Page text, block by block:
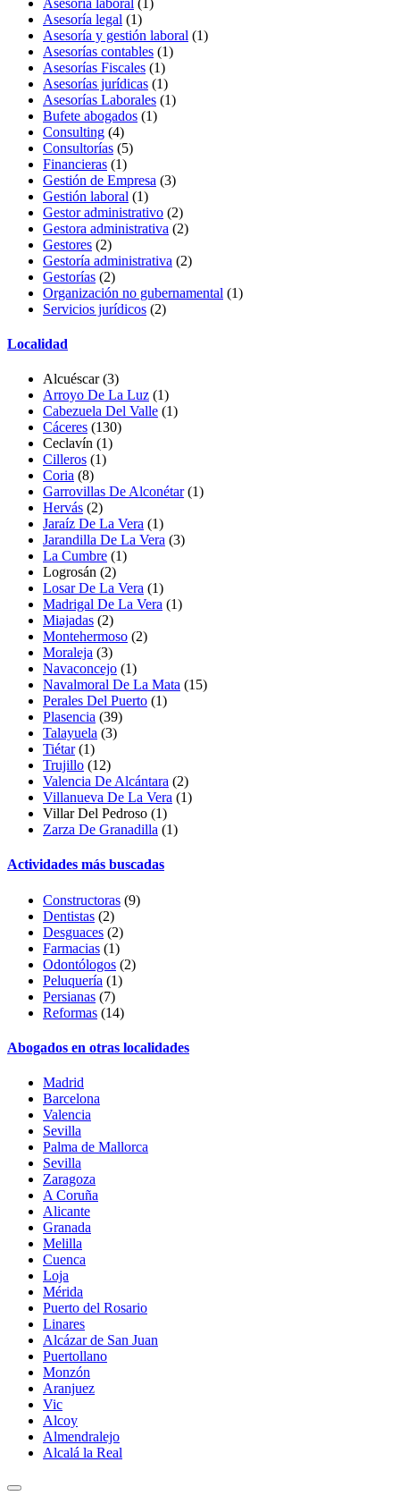
Asesoría legal (1)
Asesoría y gestión laboral (1)
Asesorías contables (1)
Asesorías Fiscales (1)
Asesorías jurídicas (1)
Asesorías Laborales (1)
Bufete abogados (1)
Consulting (4)
Consultorías (5)
Financieras (1)
Gestión de Empresa (3)
Gestión laboral (1)
Gestor administrativo (2)
Gestora administrativa (2)
Gestores (2)
Gestoría administrativa (2)
Gestorías (2)
Organización no gubernamental (1)
Servicios jurídicos (2)
Localidad
Alcuéscar(3)
Arroyo De La Luz (1)
Cabezuela Del Valle (1)
Cáceres (130)
Ceclavín (1)
Cilleros (1)
Coria (8)
Garrovillas De Alconétar(1)
Hervás (2)
Jaraíz De La Vera (1)
Jarandilla De La Vera (3)
La Cumbre (1)
Logrosán (2)
Losar De La Vera (1)
Madrigal De La Vera (1)
Miajadas (2)
Montehermoso (2)
Moraleja (3)
Navaconcejo (1)
Navalmoral De La Mata (15)
Perales Del Puerto (1)
Plasencia (39)
Talayuela (3)
Tiétar(1)
Trujillo (12)
Valencia De Alcántara (2)
Villanueva De La Vera (1)
Villar Del Pedroso (1)
Zarza De Granadilla (1)
Actividades más buscadas
Constructoras (9)
Dentistas (2)
Desguaces (2)
Farmacias (1)
Odontólogos (2)
Peluquería (1)
Persianas (7)
Reformas (14)
Abogados en otras localidades
Madrid
Barcelona
Valencia
Sevilla
Palma de Mallorca
Sevilla
Zaragoza
A Coruña
Alicante
Granada
Melilla
Cuenca
Loja
Mérida
Puerto del Rosario
Linares
Alcázar de San Juan
Puertollano
Monzón
Aranjuez
Vic
Alcoy
Almendralejo
Alcalá la Real